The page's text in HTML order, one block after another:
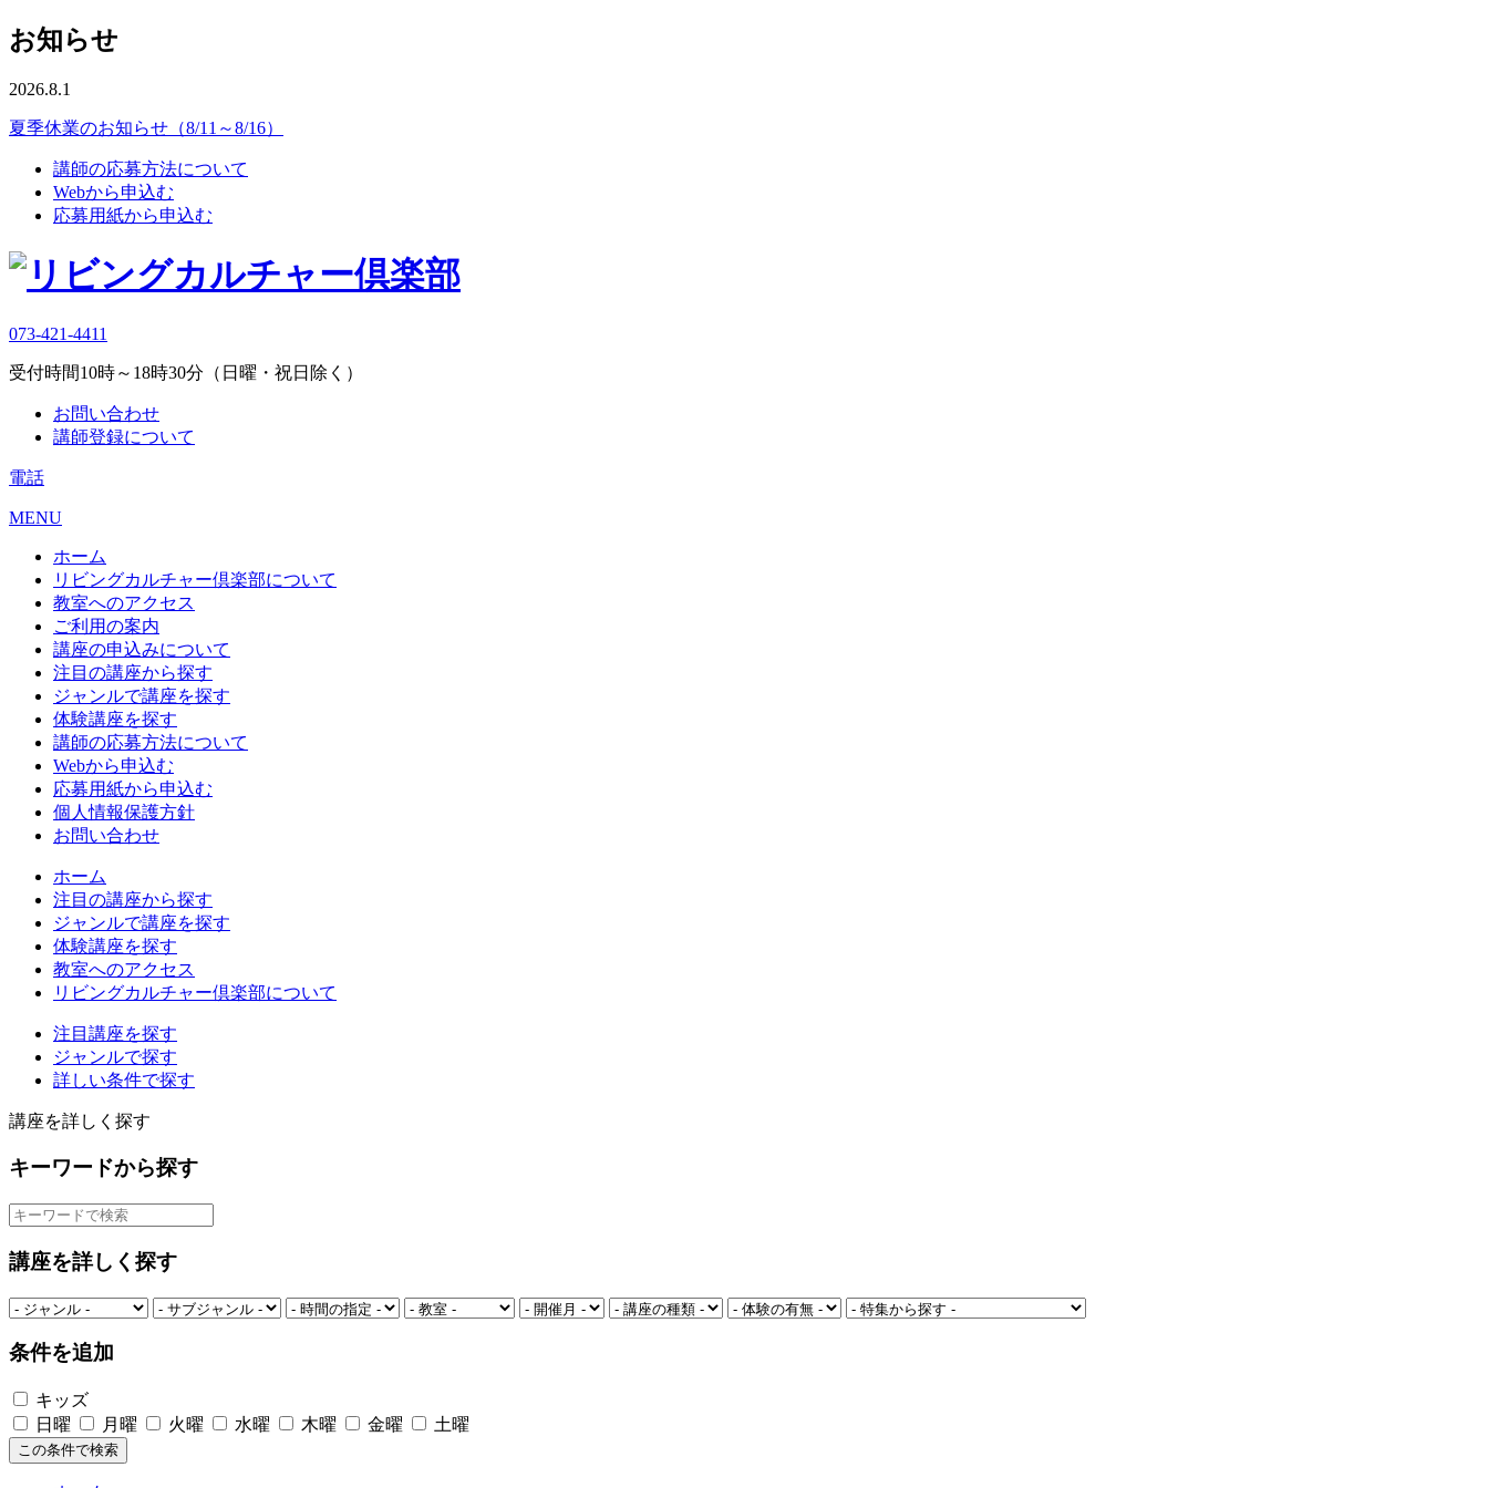
お知らせ
2026.8.1
夏季休業のお知らせ（8/11～8/16）
講師の応募方法について
Webから申込む
応募用紙から申込む
073-421-4411
受付時間10時～18時30分（日曜・祝日除く）
お問い合わせ
講師登録について
電話
MENU
ホーム
リビングカルチャー倶楽部について
教室へのアクセス
ご利用の案内
講座の申込みについて
注目の講座から探す
ジャンルで講座を探す
体験講座を探す
講師の応募方法について
Webから申込む
応募用紙から申込む
個人情報保護方針
お問い合わせ
ホーム
注目の講座から探す
ジャンルで講座を探す
体験講座を探す
教室へのアクセス
リビングカルチャー倶楽部について
注目講座を探す
ジャンルで探す
詳しい条件で探す
講座を詳しく探す
キーワードから探す
講座を詳しく探す
条件を追加
キッズ
日曜
月曜 火曜 水曜 木曜 金曜 土曜
この条件で検索